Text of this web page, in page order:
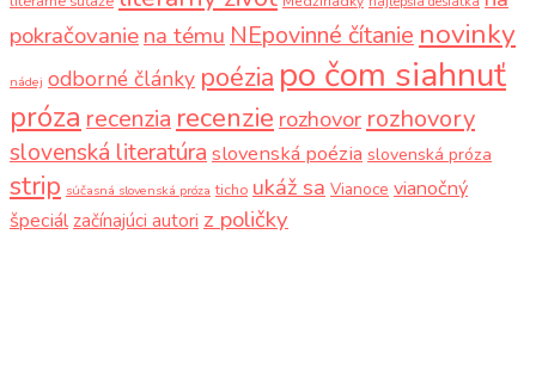
pokračovaniena tému NEpovinné čítanie novinky
nádej odborné články poézia po čom siahnuť
próza recenzia recenzie rozhovor rozhovory
slovenská literatúra slovenská poézia slovenská próza
strip súčasná slovenská próza ticho ukáž sa Vianoce vianočný
špeciál začínajúci autori z poličky